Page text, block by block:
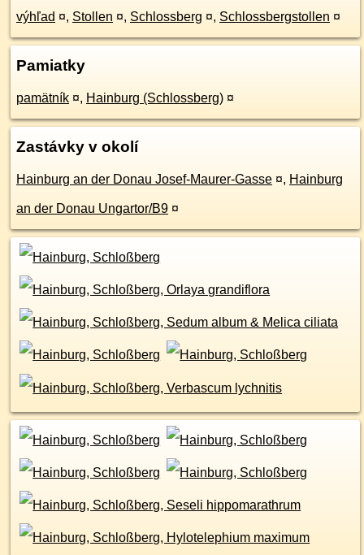
výhľad ¤, Stollen ¤, Schlossberg ¤, Schlossbergstollen ¤
Pamiatky
pamätník ¤, Hainburg (Schlossberg) ¤
Zastávky v okolí
Hainburg an der Donau Josef-Maurer-Gasse ¤, Hainburg
an der Donau Ungartor/B9 ¤